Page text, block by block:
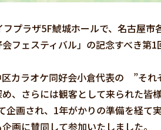
プラザ5F鯱城ホールで、名古屋
フェスティバル」の記念すべき第1
カラオケ同好会小倉代表の ”それ
、さらには観客として来られた皆
画され、1年がかりの準備を経て実
画に賛同して参加いたしました。